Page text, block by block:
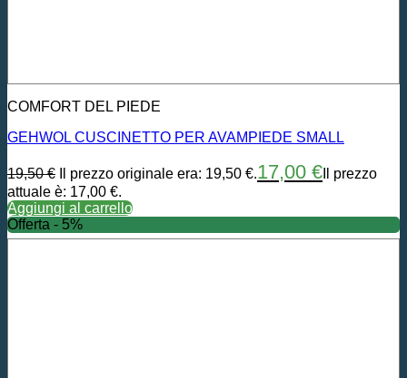
COMFORT DEL PIEDE
GEHWOL CUSCINETTO PER AVAMPIEDE SMALL
19,50€ Il prezzo originale era: 19,50 €.17,00 € Il prezzo
attuale è: 17,00 €.
Aggiungi al carrello
Offerta - 5%